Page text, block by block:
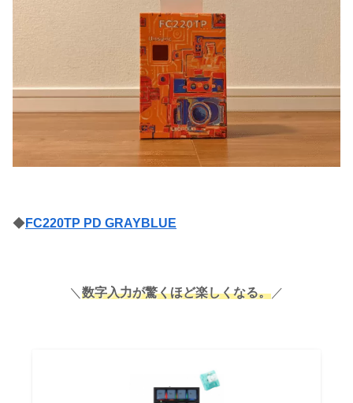
◆FC220TP PD GRAYBLUE
＼ 数字入力が驚くほど楽しくなる。 ／